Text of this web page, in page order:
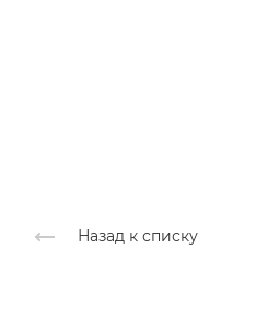
Назад к списку